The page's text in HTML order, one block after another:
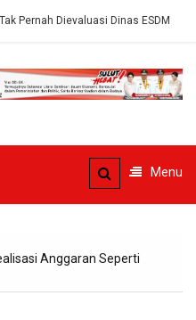
Dinas ESDM
Menu
Anggaran Seperti